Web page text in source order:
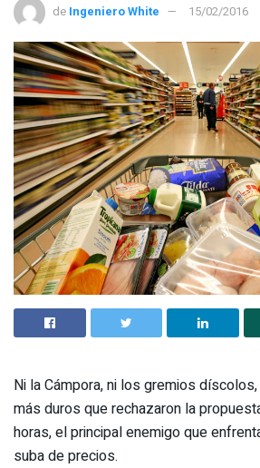
de Ingeniero White 15/02/2016
Ni la Cámpora, ni los gremios
más duros que rechazaron la
horas, el principal enemigo que
suba de precios.